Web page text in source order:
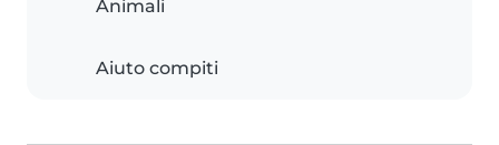
Animali
Aiuto compiti